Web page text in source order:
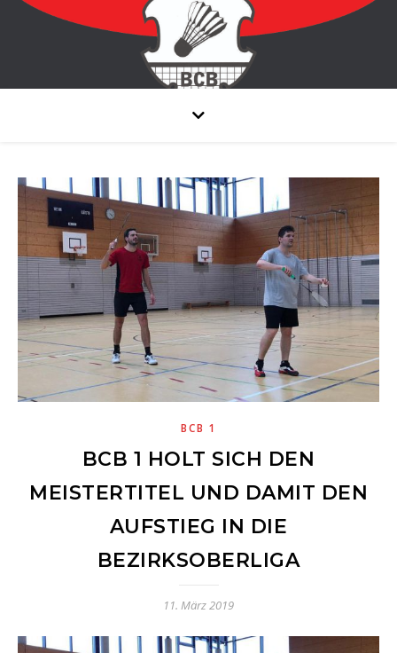
BCB 1
BCB 1 HOLT SICH DEN
MEISTERTITEL UND DAMIT DEN
AUFSTIEG IN DIE
BEZIRKSOBERLIGA
11. März 2019